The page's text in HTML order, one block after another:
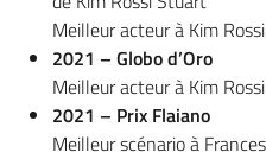
Meilleur acteur à Kim
2021 – Globo d’Oro
Meilleur acteur à Kim
2021 – Prix Flaiano
Meilleur scénario à